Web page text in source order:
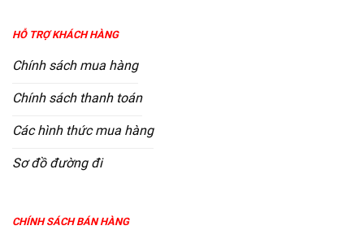
HỖ TRỢ KHÁCH HÀNG
Chính sách mua hàng
Chính sách thanh toán
Các hình thức mua hàng
Sơ đồ đường đi
CHÍNH SÁCH BÁN HÀNG